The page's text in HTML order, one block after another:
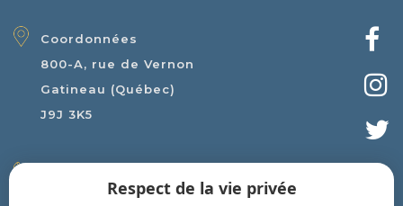
Coordonnées
800-A, rue de Vernon
Gatineau (Québec)
J9J 3K5
Respect de la vie privée